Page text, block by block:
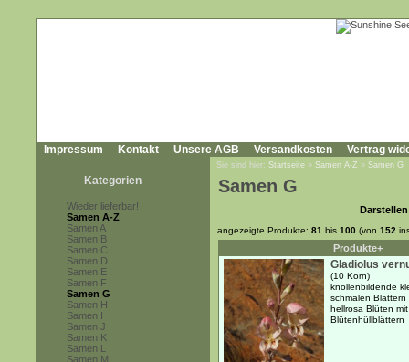
Impressum Kontakt Unsere AGB Versandkosten Vertrag
Kategorien
Wieder lieferbar!
Samen A-Z
Samen A
Samen B
Samen C
Samen D
Samen E
Samen F
Samen G
Samen H
Samen I
Samen J
Samen K
Samen L
Samen M
Sie sind hier: Startseite » Samen A-Z » Samen G
Samen G
angezeigte Produkte: 81 bis 100 (von 152
Produkte+
Gladiolus
(10 Korn)
knollenbildende
schmalen
hellrosa Blüten
Blütenhüllblättern